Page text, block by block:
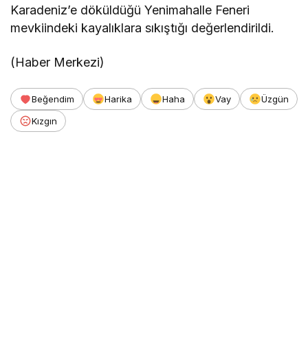
Karadeniz’e döküldüğü Yenimahalle Feneri
mevkiindeki kayalıklara sıkıştığı değerlendirildi.
(Haber Merkezi)
Beğendim Harika Haha Vay
Üzgün
Kızgın